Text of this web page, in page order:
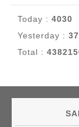
Today : 4030
Yesterday :
Total :